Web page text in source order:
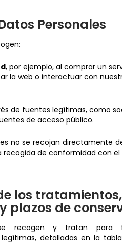
Personales
, por ejemplo, al comprar un
la web o interactuar con
de fuentes legítimas, como
de acceso público.
no se recojan directamente
de conformidad con el
los tratamientos,
plazos de
recogen y tratan para
detalladas en la